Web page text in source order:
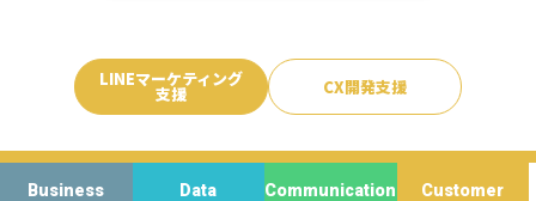
LINEマーケティング
支援 CX開発支援
Business Data Communication Customer